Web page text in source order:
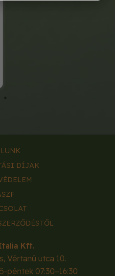
DÍJAK
Kft.
, Vértanú utca 10.
péntek 07:30–16:30